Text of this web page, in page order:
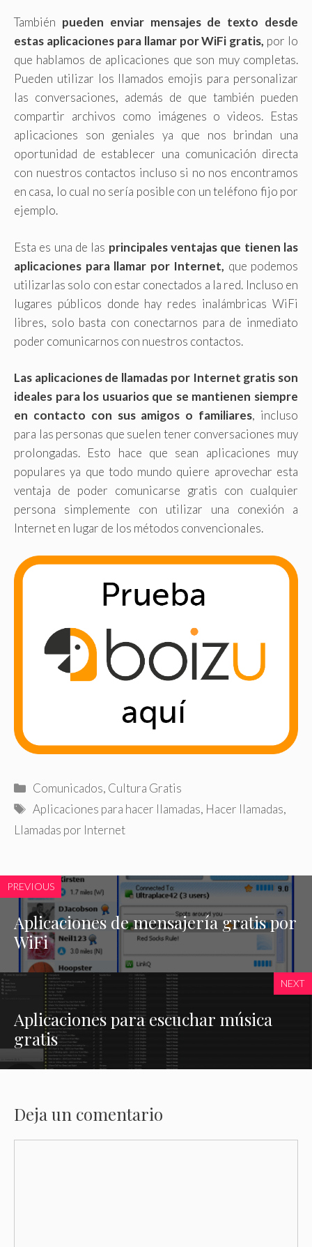
También pueden enviar mensajes de texto desde
estas aplicaciones para llamar por WiFi gratis, por lo
que hablamos de aplicaciones que son muy completas.
Pueden utilizar los llamados emojis para personalizar
las conversaciones, además de que también pueden
compartir archivos como imágenes o videos. Estas
aplicaciones son geniales ya que nos brindan una
oportunidad de establecer una comunicación directa
con nuestros contactos incluso si no nos encontramos
en casa, lo cual no sería posible con un teléfono fijo por
ejemplo.
Esta es una de las principales ventajas que tienen las
aplicaciones para llamar por Internet, que podemos
utilizarlas solo con estar conectados a la red. Incluso en
lugares públicos donde hay redes inalámbricas WiFi
libres, solo basta con conectarnos para de inmediato
poder comunicarnos con nuestros contactos.
Las aplicaciones de llamadas por Internet gratis son
ideales para los usuarios que se mantienen siempre
en contacto con sus amigos o familiares, incluso
para las personas que suelen tener conversaciones muy
prolongadas. Esto hace que sean aplicaciones muy
populares ya que todo mundo quiere aprovechar esta
ventaja de poder comunicarse gratis con cualquier
persona simplemente con utilizar una conexión a
Internet en lugar de los métodos convencionales.
Categorías
Comunicados, Cultura Gratis
Etiquetas
Aplicaciones para hacer llamadas, Hacer llamadas,
Llamadas por Internet
PREVIOUS
Aplicaciones de mensajería gratis por
WiFi
NEXT
Aplicaciones para escuchar música
gratis
Deja un comentario